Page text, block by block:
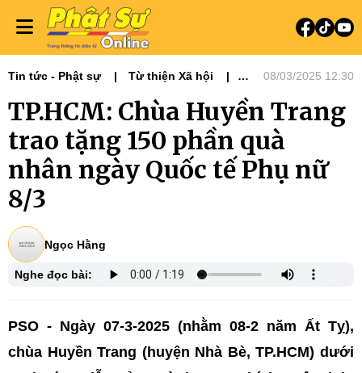
Tin tức - Phật sự
Từ thiện Xã hội
08/03/2025 12:30
TP.HCM: Chùa Huyền Trang
trao tặng 150 phần quà
nhân ngày Quốc tế Phụ nữ
8/3
Ngọc Hằng
Nghe đọc bài:
PSO - Ngày 07-3-2025 (nhằm 08-2 năm Ất Tỵ),
chùa Huyền Trang (huyện Nhà Bè, TP.HCM) dưới